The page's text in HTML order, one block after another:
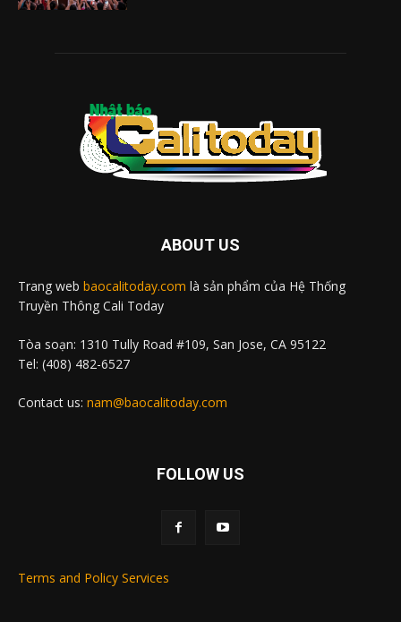
ABOUT US
Trang web baocalitoday.com là sản phẩm của Hệ Thống
Truyền Thông Cali Today
Tòa soạn: 1310 Tully Road #109, San Jose, CA 95122
Tel: (408) 482-6527
Contact us: nam@baocalitoday.com
FOLLOW US
Terms and Policy Services